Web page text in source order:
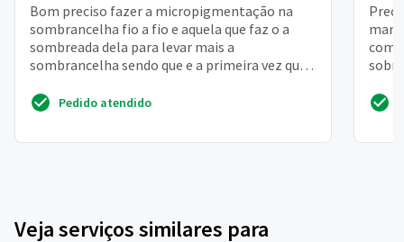
Bom preciso fazer a micropigmentação na
sombrancelha fio a fio e aquela que faz o a
sombreada dela para levar mais a
sombrancelha sendo que e a primeira vez que
Pedido atendido
Veja serviços similares para